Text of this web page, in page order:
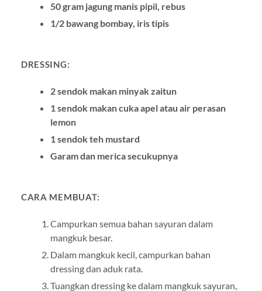
50 gram jagung manis pipil, rebus
1/2 bawang bombay, iris tipis
DRESSING:
2 sendok makan minyak zaitun
1 sendok makan cuka apel atau air perasan
lemon
1 sendok teh mustard
Garam dan merica secukupnya
CARA MEMBUAT:
Campurkan semua bahan sayuran dalam
mangkuk besar.
Dalam mangkuk kecil, campurkan bahan
dressing dan aduk rata.
Tuangkan dressing ke dalam mangkuk sayuran,